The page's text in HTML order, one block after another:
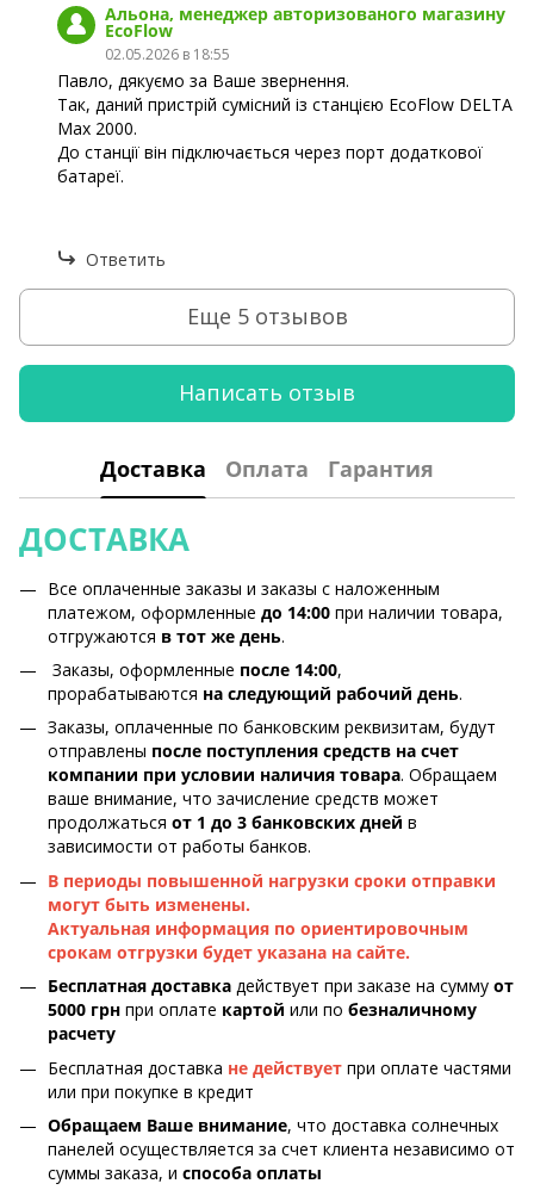
Альона, менеджер авторизованого магазину
EcoFlow
02.05.2026 в 18:55
Павло, дякуємо за Ваше звернення.
Так, даний пристрій сумісний із станцією EcoFlow DELTA
Max 2000.
До станції він підключається через порт додаткової
батареї.
Ответить
Еще 5 отзывов
Написать отзыв
Доставка Оплата Гарантия
ДОСТАВКА
Все оплаченные заказы и заказы с наложенным
платежом, оформленные до 14:00 при наличии товара,
отгружаются в тот же день.
Заказы, оформленные после 14:00,
прорабатываются на следующий рабочий день.
Заказы, оплаченные по банковским реквизитам, будут
отправлены после поступления средств на счет
компании при условии наличия товара. Обращаем
ваше внимание, что зачисление средств может
продолжаться от 1 до 3 банковских дней в
зависимости от работы банков.
В периоды повышенной нагрузки сроки отправки
могут быть изменены.
Актуальная информация по ориентировочным
срокам отгрузки будет указана на сайте.
Бесплатная доставка действует при заказе на сумму от
5000 грн при оплате картой или по безналичному
расчету
Бесплатная доставка не действует при оплате частями
или при покупке в кредит
Обращаем Ваше внимание, что доставка солнечных
панелей осуществляется за счет клиента независимо от
суммы заказа, и способа оплаты